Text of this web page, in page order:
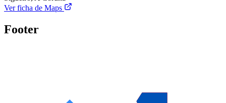
Ver ficha de Maps
Footer